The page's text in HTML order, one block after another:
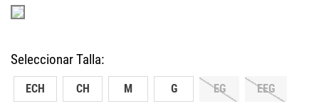
ECH CH M G EG EEG